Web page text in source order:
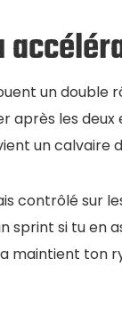
un double
les deux
un calvaire
contrôlé sur
sprint si tu en
maintient ton